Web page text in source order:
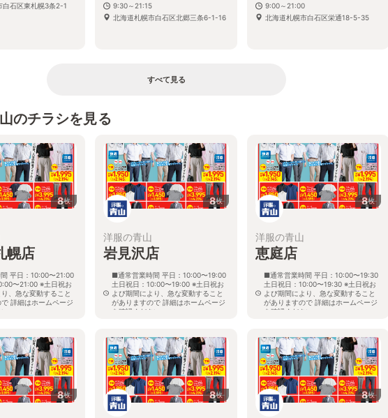
白石区東札幌3条2-1
9:30～21:15
北海道札幌市白石区北郷三条6-1-16
9:00～21:00
北海道札幌市白石区栄通18-5-35
すべて見る
のチラシを見る
8枚
幌店
平日：10:00〜21:00
〜21:00 ※土日祝お
、急な変動すること
詳細はホームページ
8枚
洋服の青山
岩見沢店
■通常営業時間 平日：10:00〜19:00
土日祝日：10:00〜19:00 ※土日祝お
よび期間により、急な変動すること
がありますので 詳細はホームページ
を確認ください
8枚
洋服の青山
恵庭店
■通常営業時間 平日：10:00〜19:30
土日祝日：10:00〜19:30 ※土日祝お
よび期間により、急な変動すること
がありますので 詳細はホームページ
を確認ください
8枚 8枚 8枚